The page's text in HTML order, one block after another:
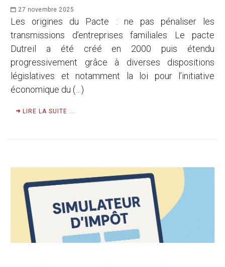
27 novembre 2025
Les origines du Pacte : ne pas pénaliser les
transmissions d’entreprises familiales Le pacte
Dutreil a été créé en 2000 puis étendu
progressivement grâce à diverses dispositions
législatives et notamment la loi pour l’initiative
économique du (…)
LIRE LA SUITE ...